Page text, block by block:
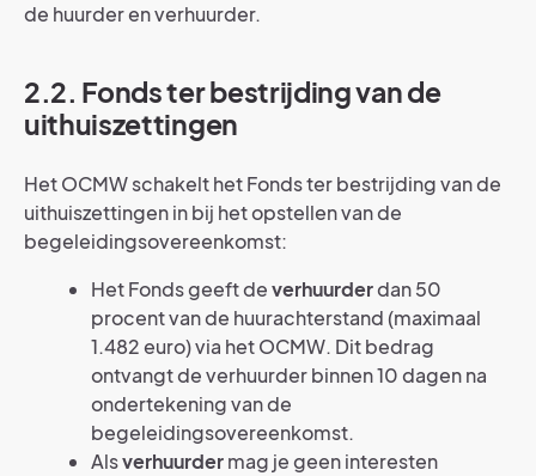
de huurder en verhuurder.
2.2. Fonds ter bestrijding van de
uithuiszettingen
Het OCMW schakelt het Fonds ter bestrijding van de
uithuiszettingen in bij het opstellen van de
begeleidingsovereenkomst:
Het Fonds geeft deverhuurderdan 50
procent van de huurachterstand (maximaal
1.482 euro) via het OCMW. Dit bedrag
ontvangt de verhuurder binnen 10 dagen na
ondertekening van de
begeleidingsovereenkomst.
Alsverhuurdermag je geen interesten